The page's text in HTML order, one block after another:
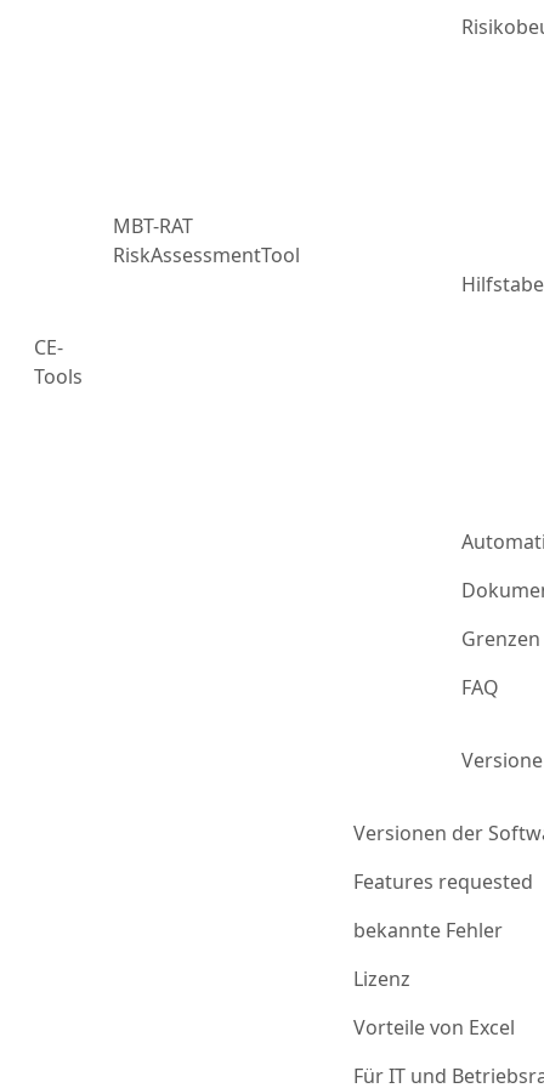
CE-
Tools
MBT-RAT
RiskAssessmentTool
FAQ
Versionen der
Features requested
bekannte Fehler
Lizenz
Vorteile von Excel
Für IT und